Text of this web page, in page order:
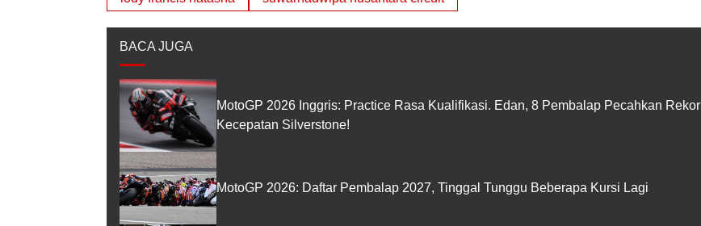
BACA JUGA
MotoGP 2026 Inggris: Practice Rasa Kualifikasi. Edan, 8 Pembalap Pecahkan Rekor
Kecepatan Silverstone!
MotoGP 2026: Daftar Pembalap 2027, Tinggal Tunggu Beberapa Kursi Lagi